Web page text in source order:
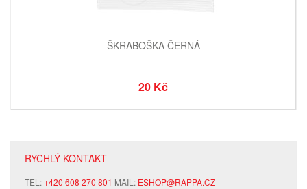
ŠKRABOŠKA ČERNÁ
20 Kč
RYCHLÝ KONTAKT
TEL:+420 608 270 801 MAIL: ESHOP@RAPPA.CZ